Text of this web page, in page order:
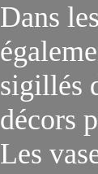
Dans
sigillés
décors
Les